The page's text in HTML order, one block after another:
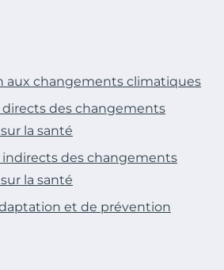
aux changements climatiques
directs des changements
la santé
indirects des changements
la santé
et de prévention